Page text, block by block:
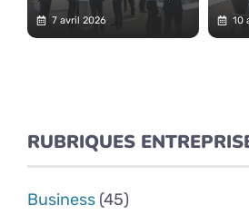
7 avril 2026 10
RUBRIQUES
Business (45)